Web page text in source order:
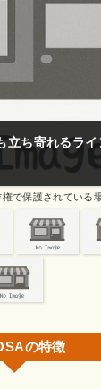
良い品質と価
画像は著作権で保護
の特徴